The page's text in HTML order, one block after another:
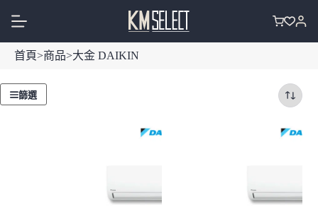
主
容
購
首頁>商品>大金 DAIKIN
篩選